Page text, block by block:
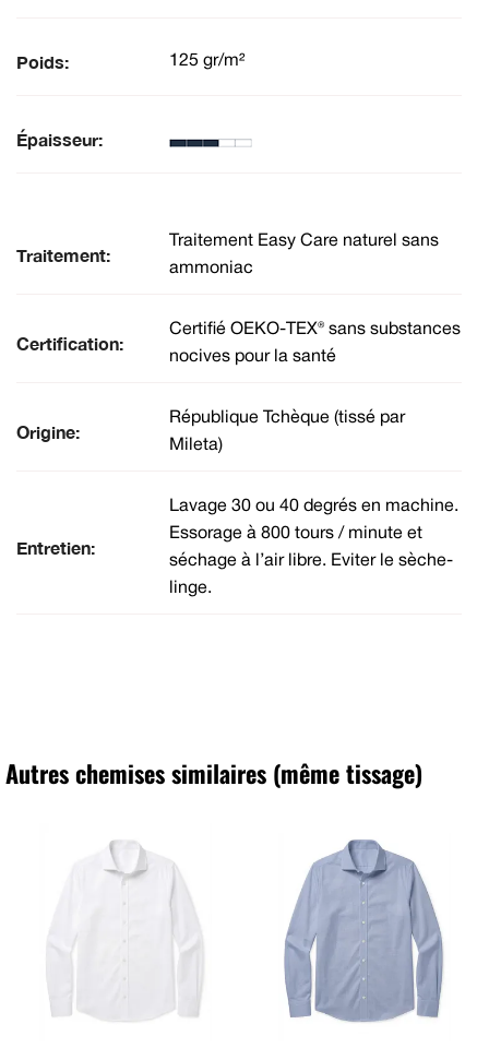
Poids: 125 gr/m²
Épaisseur:
Traitement:
Traitement Easy Care naturel sans
ammoniac
Certification:
Certifié OEKO-TEX® sans substances
nocives pour la santé
Origine:
République Tchèque (tissé par
Mileta)
Entretien:
Lavage 30 ou 40 degrés en machine.
Essorage à 800 tours / minute et
séchage à l’air libre. Eviter le sèche-
linge.
Autres chemises similaires (même tissage)